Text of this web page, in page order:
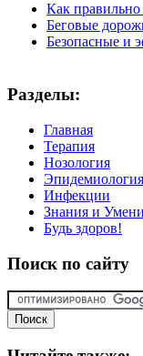
Как правильно
Беговые
Безопасные и
Разделы:
Главная
Терапия
Нозология
Эпидемиология
Инфекции
Знания и
Будь здоров!
Поиск по сайту